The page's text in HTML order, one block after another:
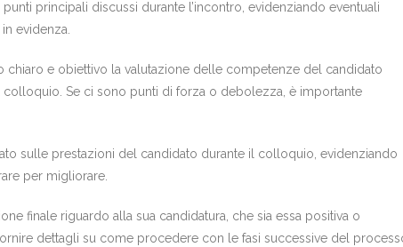
principali discussi durante l’incontro, evidenziando eventuali
evidenza.
e obiettivo la valutazione delle competenze del candidato
Se ci sono punti di forza o debolezza, è importante
sulle prestazioni del candidato durante il colloquio, evidenziando
per migliorare.
finale riguardo alla sua candidatura, che sia essa positiva o
dettagli su come procedere con le fasi successive del